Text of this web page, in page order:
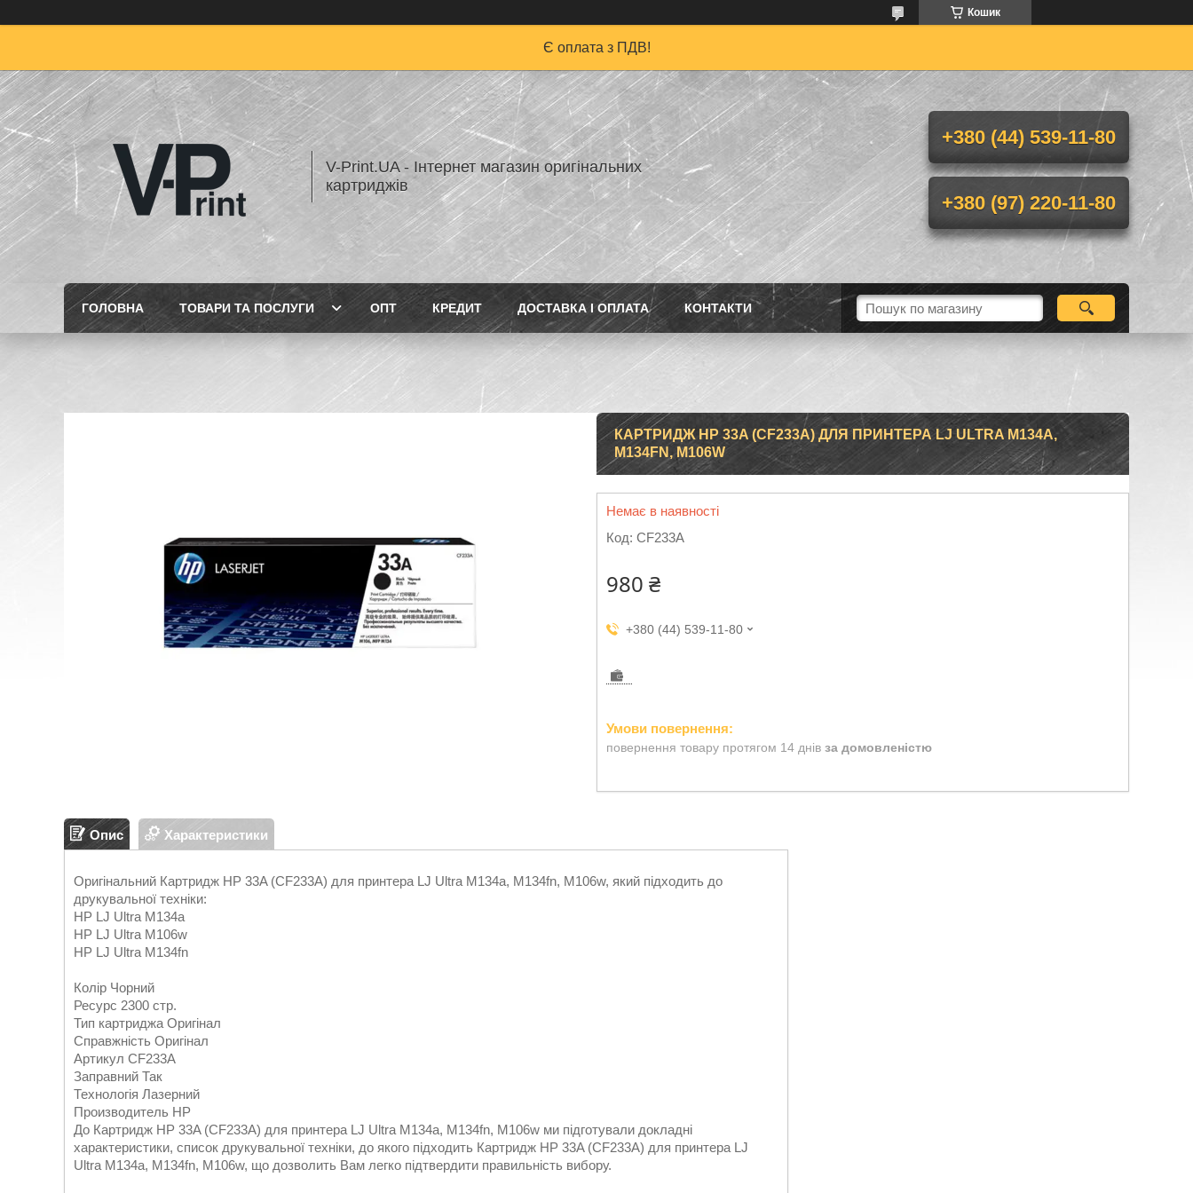
Кошик
Є оплата з ПДВ!
V-Print.UA - Інтернет магазин оригінальних
картриджів
+380 (44) 539-11-80
+380 (97) 220-11-80
ГОЛОВНА ТОВАРИ ТА ПОСЛУГИ ОПТ КРЕДИТ ДОСТАВКА І ОПЛАТА КОНТАКТИ
КАРТРИДЖ HP 33A (CF233A) ДЛЯ ПРИНТЕРА LJ ULTRA M134A,
M134FN, M106W
Немає в наявності
Код: CF233A
980 ₴
+380 (44) 539-11-80
повернення товару протягом 14 днів за домовленістю
Опис Характеристики
Оригінальний Картридж HP 33A (CF233A) для принтера LJ Ultra M134a, M134fn, M106w, який підходить до
друкувальної техніки:
HP LJ Ultra M134a
HP LJ Ultra M106w
HP LJ Ultra M134fn
Колір Чорний
Ресурс 2300 стр.
Тип картриджа Оригінал
Справжність Оригінал
Артикул CF233A
Заправний Так
Технологія Лазерний
Производитель HP
До Картридж HP 33A (CF233A) для принтера LJ Ultra M134a, M134fn, M106w ми підготували докладні
характеристики, список друкувальної техніки, до якого підходить Картридж HP 33A (CF233A) для принтера LJ
Ultra M134a, M134fn, M106w, що дозволить Вам легко підтвердити правильність вибору.